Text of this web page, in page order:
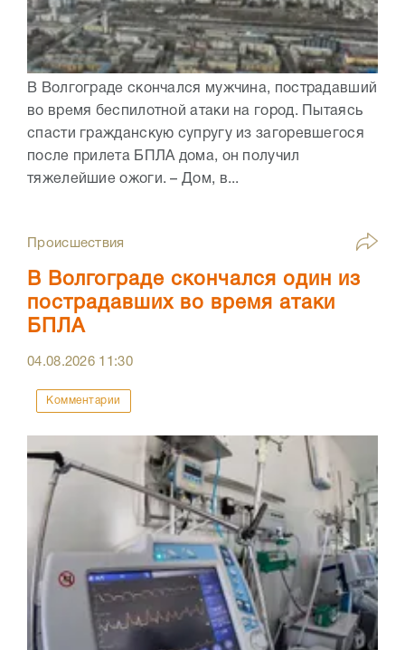
В Волгограде скончался мужчина, пострадавший
во время беспилотной атаки на город. Пытаясь
спасти гражданскую супругу из загоревшегося
после прилета БПЛА дома, он получил
тяжелейшие ожоги. – Дом, в...
Происшествия
В Волгограде скончался один из
пострадавших во время атаки
БПЛА
04.08.2026 11:30
Комментарии